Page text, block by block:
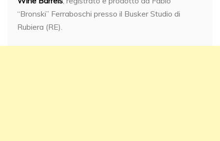
“Bronski” Ferraboschi presso il Busker Studio di
Rubiera (RE).